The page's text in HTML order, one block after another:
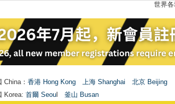
世界
China： 香港 Hong Kong 上海 Shanghai 北京 Beijing
Korea: 首爾 Seou 釜山 Busan